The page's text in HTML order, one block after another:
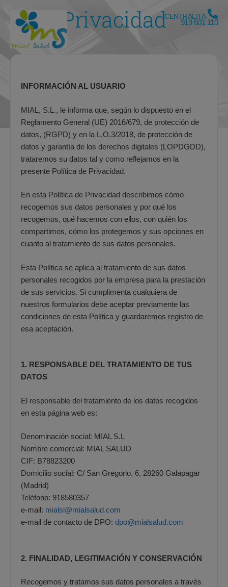
CENTRALITA
919 601 110
Privacidad
INFORMACIÓN AL USUARIO
MIAL, S.L., le informa que, según lo dispuesto en el
Reglamento General (UE) 2016/679, de protección de
datos, (RGPD) y en la L.O.3/2018, de protección de
datos y garantía de los derechos digitales (LOPDGDD),
trataremos su datos tal y como reflejamos en la
presente Política de Privacidad.
En esta Política de Privacidad describimos cómo
recogemos sus datos personales y por qué los
recogemos, qué hacemos con ellos, con quién los
compartimos, cómo los protegemos y sus opciones en
cuanto al tratamiento de sus datos personales.
Esta Política se aplica al tratamiento de sus datos
personales recogidos por la empresa para la prestación
de sus servicios. Si cumplimenta cualquiera de
nuestros formularios debe aceptar previamente las
condiciones de esta Política y guardaremos registro de
esa aceptación.
1. RESPONSABLE DEL TRATAMIENTO DE TUS
DATOS
El responsable del tratamiento de los datos recogidos
en esta página web es:
Denominación social: MIAL S.L
Nombre comercial: MIAL SALUD
CIF: B78823200
Domicilio social: C/ San Gregorio, 6, 28260 Galapagar
(Madrid)
Teléfono: 918580357
e-mail: mialsl@mialsalud.com
e-mail de contacto de DPO: dpo@mialsalud.com
2. FINALIDAD, LEGITIMACIÓN Y CONSERVACIÓN
Recogemos y tratamos sus datos personales a través